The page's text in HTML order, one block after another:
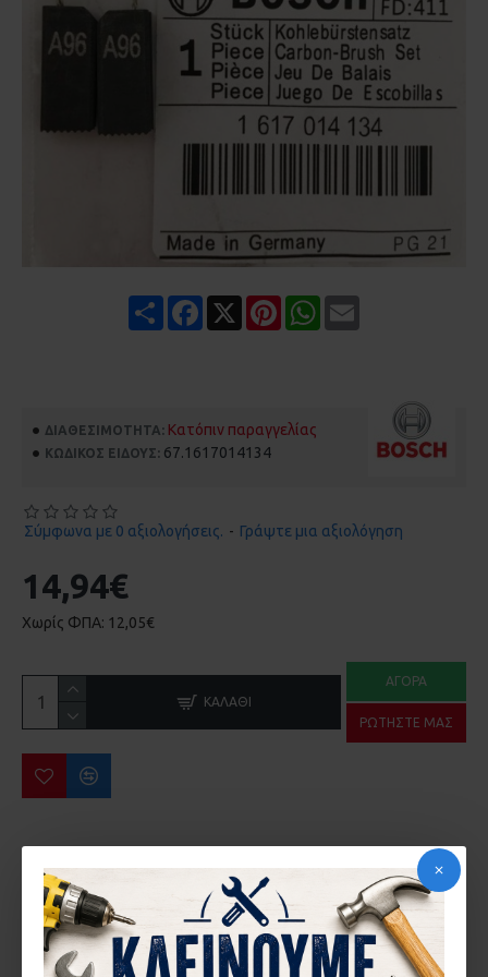
Share Facebook PinterestWhatsApp
ΔΙΑΘΕΣΙΜΌΤΗΤΑ: Κατόπιν παραγγελίας
ΚΩΔΙΚΌΣ ΕΊΔΟΥΣ: 67.1617014134
Σύμφωνα με 0 αξιολογήσεις. - Γράψτε μια αξιολόγηση
14,94€
Χωρίς ΦΠΑ: 12,05€
ΚΑΛΆΘΙ
ΑΓΟΡΆ
ΡΩΤΉΣΤΕ ΜΑΣ
ΑΝΤΑΠΤΟΡΑΣ ΑΠΟ SDS-PLUS ΣΕ ΜΥΤΗ 1/4 ΜΕ ΜΑΓΝΗΤΗ BOSCH 2607000206
26,91€ 19,00€